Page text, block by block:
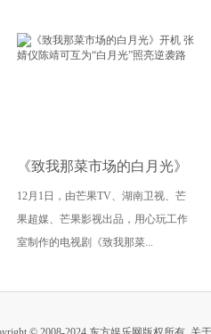
《致我那菜市场的白月光》
开机 张婧仪陈靖可互为“白
月光”照亮逆袭路
12月1日，由芒果TV、湖南卫视、芒
果超媒、芒果影视出品，用心玩工作
室制作的电视剧《致我那菜...